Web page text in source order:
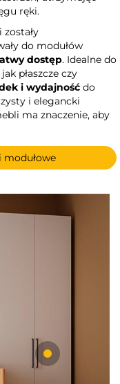
ręki.
zostały
do modułów
dostęp. Idealne do
płaszcze czy
i wydajność do
i elegancki
ma znaczenie, aby
modułowe